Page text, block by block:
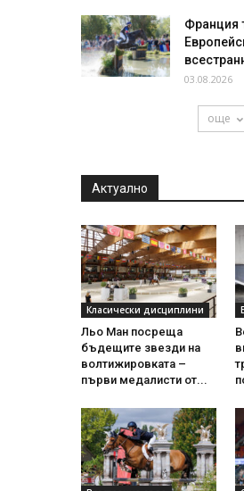
Франция
03.08.2026
още
Актуално
Класически дисциплини
Льо Ман посреща
бъдещите звезди на
волтижировката –
първи медалисти от...